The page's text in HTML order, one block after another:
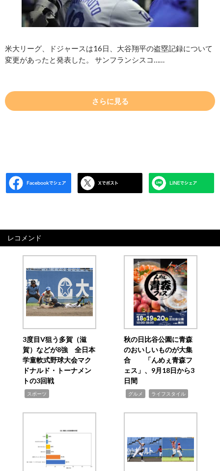
米大リーグ、ドジャースは16日、大谷翔平の盗塁記録について
変更があったと発表した。 サンフランシスコ……
さらに見る
レコメンド
3度目V狙う多賀（滋
賀）などが8強 全日本
学童軟式野球大会マク
ドナルド・トーナメン
トの3回戦
スポーツ
秋の日比谷公園に青森
のおいしいものが大集
合 「んめぇ青森フ
ェス」、9月18日から3
日間
グルメ ライフスタイル